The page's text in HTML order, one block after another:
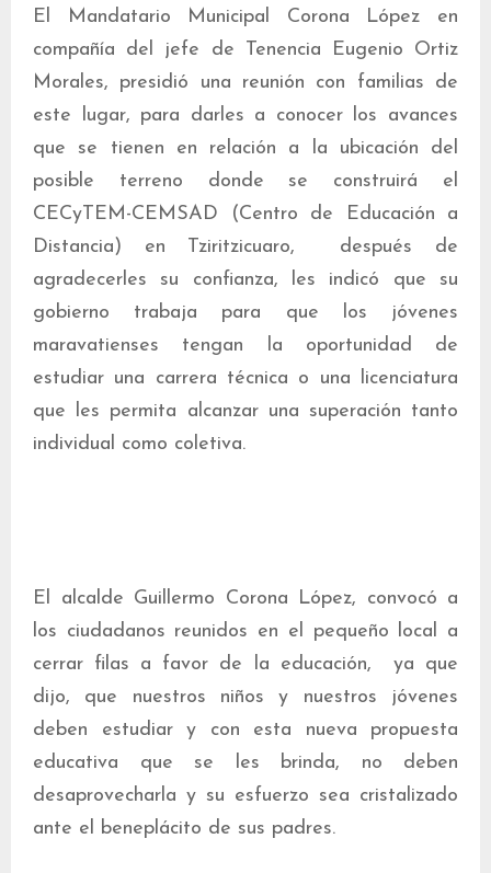
El Mandatario Municipal Corona López en
compañía del jefe de Tenencia Eugenio Ortiz
Morales, presidió una reunión con familias de
este lugar, para darles a conocer los avances
que se tienen en relación a la ubicación del
posible terreno donde se construirá el
CECyTEM-CEMSAD (Centro de Educación a
Distancia) en Tziritzicuaro, después de
agradecerles su confianza, les indicó que su
gobierno trabaja para que los jóvenes
maravatienses tengan la oportunidad de
estudiar una carrera técnica o una licenciatura
que les permita alcanzar una superación tanto
individual como coletiva.
El alcalde Guillermo Corona López, convocó a
los ciudadanos reunidos en el pequeño local a
cerrar filas a favor de la educación, ya que
dijo, que nuestros niños y nuestros jóvenes
deben estudiar y con esta nueva propuesta
educativa que se les brinda, no deben
desaprovecharla y su esfuerzo sea cristalizado
ante el beneplácito de sus padres.